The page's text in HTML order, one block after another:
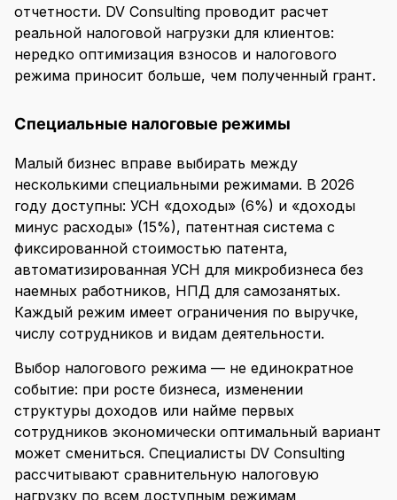
отчетности. DV Consulting проводит расчет
реальной налоговой нагрузки для клиентов:
нередко оптимизация взносов и налогового
режима приносит больше, чем полученный грант.
Специальные налоговые режимы
Малый бизнес вправе выбирать между
несколькими специальными режимами. В 2026
году доступны: УСН «доходы» (6%) и «доходы
минус расходы» (15%), патентная система с
фиксированной стоимостью патента,
автоматизированная УСН для микробизнеса без
наемных работников, НПД для самозанятых.
Каждый режим имеет ограничения по выручке,
числу сотрудников и видам деятельности.
Выбор налогового режима — не единократное
событие: при росте бизнеса, изменении
структуры доходов или найме первых
сотрудников экономически оптимальный вариант
может смениться. Специалисты DV Consulting
рассчитывают сравнительную налоговую
нагрузку по всем доступным режимам